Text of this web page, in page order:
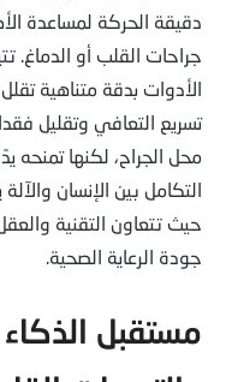
دقيقة الحركة لمساعدة
جراحات القلب أو الدماغ.
الأدوات بدقة متناهية
تسريع التعافي وتقليل
محل الجراح، لكنها تمنحه
التكامل بين الإنسان
حيث تتعاون التقنية
جودة الرعاية الصحية.
مستقبل